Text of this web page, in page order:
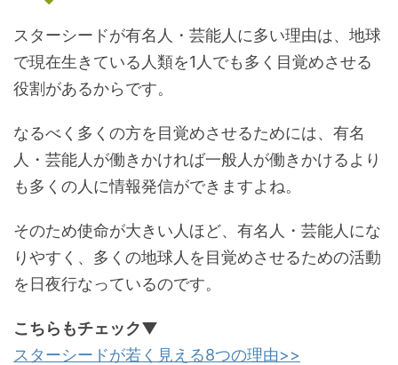
スターシードが有名人・芸能人に多い理由は、地球
で現在生きている人類を1人でも多く目覚めさせる
役割があるからです。
なるべく多くの方を目覚めさせるためには、有名
人・芸能人が働きかければ一般人が働きかけるより
も多くの人に情報発信ができますよね。
そのため使命が大きい人ほど、有名人・芸能人にな
りやすく、多くの地球人を目覚めさせるための活動
を日夜行なっているのです。
こちらもチェック▼
スターシードが若く見える8つの理由>>